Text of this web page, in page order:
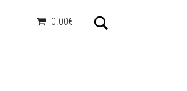
0.00€